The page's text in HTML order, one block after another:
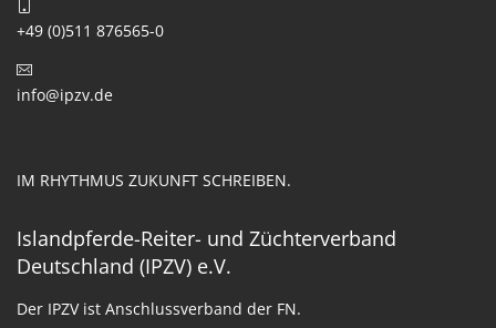
+49 (0)511 876565-0
info@ipzv.de
IM RHYTHMUS ZUKUNFT SCHREIBEN.
Islandpferde-Reiter- und Züchterverband
Deutschland (IPZV) e.V.
Der IPZV ist Anschlussverband der FN.